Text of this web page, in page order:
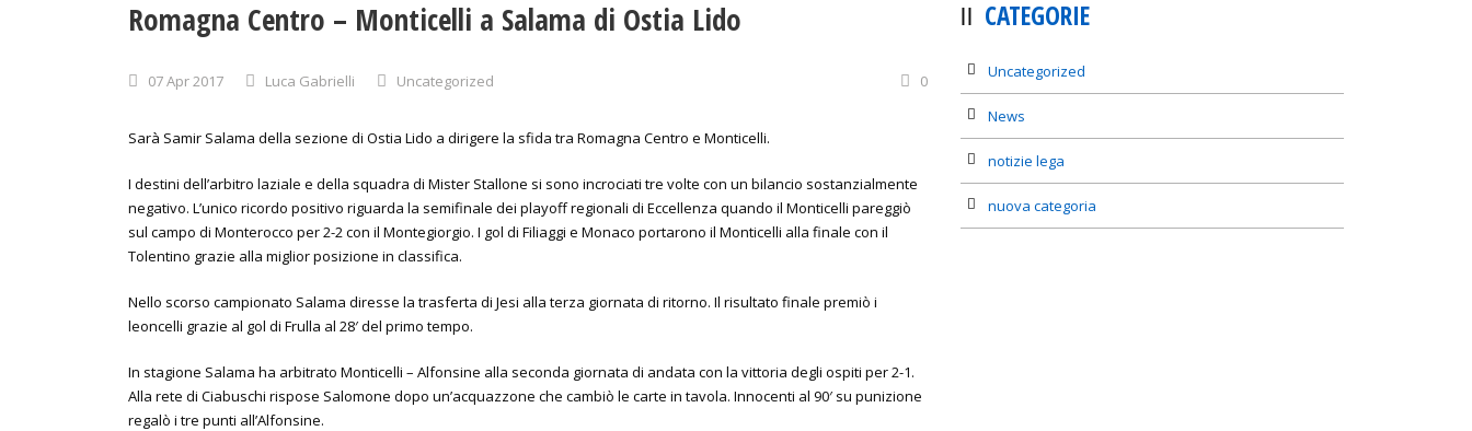
Romagna Centro – Monticelli a Salama di Ostia Lido
07 Apr 2017 Luca Gabrielli Uncategorized 0
Sarà Samir Salama della sezione di Ostia Lido a dirigere la sfida tra Romagna Centro e Monticelli.
I destini dell’arbitro laziale e della squadra di Mister Stallone si sono incrociati tre volte con un bilancio sostanzialmente
negativo. L’unico ricordo positivo riguarda la semifinale dei playoff regionali di Eccellenza quando il Monticelli pareggiò
sul campo di Monterocco per 2-2 con il Montegiorgio. I gol di Filiaggi e Monaco portarono il Monticelli alla finale con il
Tolentino grazie alla miglior posizione in classifica.
Nello scorso campionato Salama diresse la trasferta di Jesi alla terza giornata di ritorno. Il risultato finale premiò i
leoncelli grazie al gol di Frulla al 28′ del primo tempo.
In stagione Salama ha arbitrato Monticelli – Alfonsine alla seconda giornata di andata con la vittoria degli ospiti per 2-1.
Alla rete di Ciabuschi rispose Salomone dopo un’acquazzone che cambiò le carte in tavola. Innocenti al 90′ su punizione
regalò i tre punti all’Alfonsine.
CATEGORIE
Uncategorized
News
notizie lega
nuova categoria